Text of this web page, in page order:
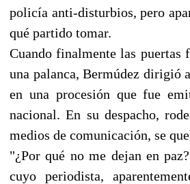
policía anti-disturbios, pero
qué partido tomar.
Cuando finalmente las puertas
una palanca, Bermúdez dirigió
en una procesión que fue
nacional. En su despacho,
medios de comunicación, se
"¿Por qué no me dejan en
cuyo periodista,